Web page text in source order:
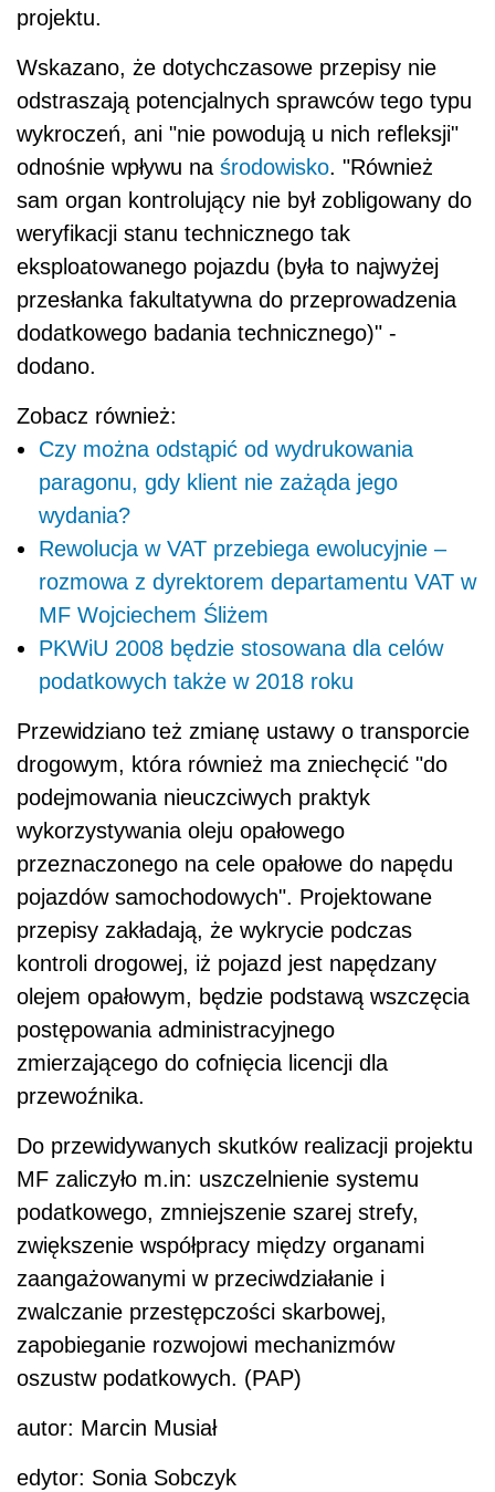
projektu.
Wskazano, że dotychczasowe przepisy nie
odstraszają potencjalnych sprawców tego typu
wykroczeń, ani "nie powodują u nich refleksji"
odnośnie wpływu na środowisko. "Również
sam organ kontrolujący nie był zobligowany do
weryfikacji stanu technicznego tak
eksploatowanego pojazdu (była to najwyżej
przesłanka fakultatywna do przeprowadzenia
dodatkowego badania technicznego)" -
dodano.
Zobacz również:
Czy można odstąpić od wydrukowania
paragonu, gdy klient nie zażąda jego
wydania?
Rewolucja w VAT przebiega ewolucyjnie –
rozmowa z dyrektorem departamentu VAT w
MF Wojciechem Śliżem
PKWiU 2008 będzie stosowana dla celów
podatkowych także w 2018 roku
Przewidziano też zmianę ustawy o transporcie
drogowym, która również ma zniechęcić "do
podejmowania nieuczciwych praktyk
wykorzystywania oleju opałowego
przeznaczonego na cele opałowe do napędu
pojazdów samochodowych". Projektowane
przepisy zakładają, że wykrycie podczas
kontroli drogowej, iż pojazd jest napędzany
olejem opałowym, będzie podstawą wszczęcia
postępowania administracyjnego
zmierzającego do cofnięcia licencji dla
przewoźnika.
Do przewidywanych skutków realizacji projektu
MF zaliczyło m.in: uszczelnienie systemu
podatkowego, zmniejszenie szarej strefy,
zwiększenie współpracy między organami
zaangażowanymi w przeciwdziałanie i
zwalczanie przestępczości skarbowej,
zapobieganie rozwojowi mechanizmów
oszustw podatkowych. (PAP)
autor: Marcin Musiał
edytor: Sonia Sobczyk